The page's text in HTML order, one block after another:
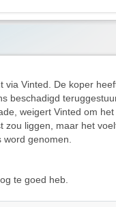
via Vinted. De koper
beschadigd
weigert Vinted om
zou liggen, maar het
genomen.
te goed heb.